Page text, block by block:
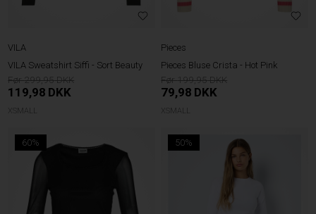
VILA
VILA Sweatshirt Siffi - Sort Beauty
299,95
119,98 DKK
XSMALL
Pieces
Pieces Bluse Crista - Hot Pink
199,95
79,98 DKK
XSMALL
60% 50%